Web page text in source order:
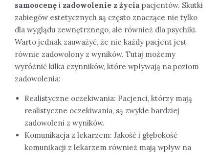
samoocenę i zadowolenie z życia pacjentów. Skutki
zabiegów estetycznych są często znaczące nie tylko
dla wyglądu zewnętrznego, ale również dla psychiki.
Warto jednak zauważyć, że nie każdy pacjent jest
równie zadowolony z wyników. Tutaj możemy
wyróżnić kilka czynników, które wpływają na poziom
zadowolenia:
Realistyczne oczekiwania: Pacjenci, którzy mają
realistyczne oczekiwania, są zwykle bardziej
zadowoleni z wyników.
Komunikacja z lekarzem: Jakość i głębokość
komunikacji z lekarzem również mają wpływ na